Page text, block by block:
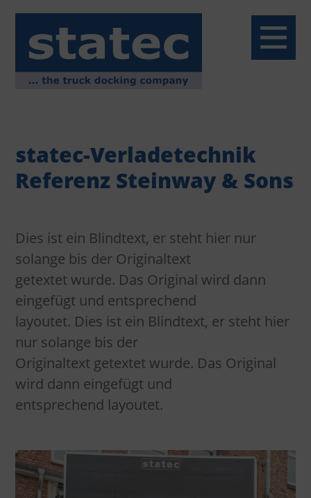
Über uns
Reparaturservice
Montageservice
Wartung und Prüfung
Produkte
Überladebrücken
Hydraulische Vorschub
Hydraulische Klappkeil
ISO Verladeschleusen
Torabdichtungen
Industrietore
Referenzen
Referenz Gebr. Heinemann
Referenz Steinway & Sons
Kontakt
statec-Verladetechnik
Referenz Steinway & Sons
Dies ist ein Blindtext, er steht hier nur
solange bis der Originaltext
getextet wurde. Das Original wird dann
eingefügt und entsprechend
layoutet. Dies ist ein Blindtext, er steht hier
nur solange bis der
Originaltext getextet wurde. Das Original
wird dann eingefügt und
entsprechend layoutet.
Menü